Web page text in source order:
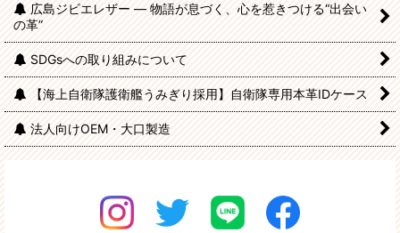
広島ジビエレザー — 物語が息づく、心を惹きつける“出会い
の革”
SDGsへの取り組みについて
【海上自衛隊護衛艦うみぎり採用】自衛隊専用本革IDケース
法人向けOEM・大口製造